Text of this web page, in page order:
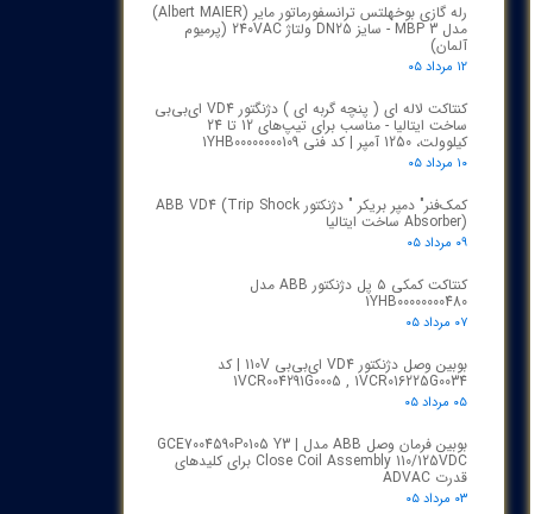
رله گازی بوخهلتس ترانسفورماتور مایر (Albert MAIER)
مدل MBP 3 - سایز DN25 ولتاژ 240VAC (پرمیوم
آلمان)
۱۲ مرداد ۰۵
کنتاکت لاله ای ( پنچه گربه ای ) دژنگتور VD4 ای‌بی‌بی
ساخت ایتالیا - مناسب برای تیپ‌های 12 تا 24
کیلوولت، 1250 آمپر | کد فنی 1YHB00000000109
۱۰ مرداد ۰۵
کمک‌فنر" دمپر بریکر " دژنکتور ABB VD4 (Trip Shock
Absorber) ساخت ایتالیا
۰۹ مرداد ۰۵
کنتاکت کمکی ۵ پل دژنکتور ABB مدل
1YHB00000000480
۰۷ مرداد ۰۵
بوبین وصل دژنکتور VD4 ای‌بی‌بی 110V | کد
1VCR004291G0005 , 1VCR016225G0034
۰۵ مرداد ۰۵
بوبین فرمان وصل ABB مدل GCE7004590P0105 Y3 |
Close Coil Assembly 110/125VDC برای کلیدهای
قدرت ADVAC
۰۳ مرداد ۰۵